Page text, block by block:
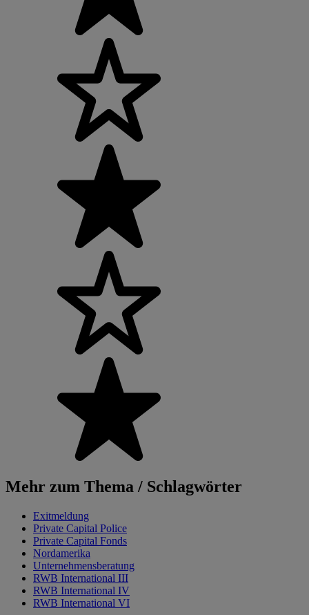
Mehr zum Thema / Schlagwörter
Exitmeldung
Private Capital Police
Private Capital Fonds
Nordamerika
Unternehmensberatung
RWB International III
RWB International IV
RWB International VI